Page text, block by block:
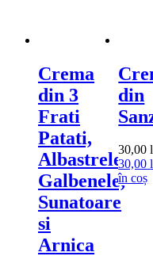
Crema
din 3
Frati
Patati,
Albastrele,
Galbenele,
Sunatoare
si
Arnica
din
30,00
30,00
în coș